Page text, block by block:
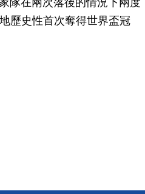
隊在兩次落後的情況下兩度
歷史性首次奪得世界盃冠